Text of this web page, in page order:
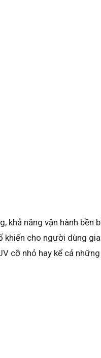
khả năng vận hành
khiến cho người dùng
cỡ nhỏ hay kể cả